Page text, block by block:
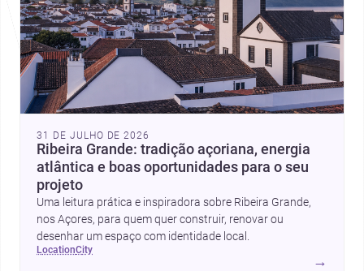
31 DE JULHO DE 2026
Ribeira Grande: tradição açoriana, energia
atlântica e boas oportunidades para o seu
projeto
Uma leitura prática e inspiradora sobre Ribeira Grande,
nos Açores, para quem quer construir, renovar ou
desenhar um espaço com identidade local.
location city
→